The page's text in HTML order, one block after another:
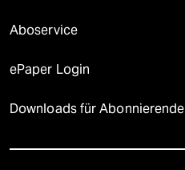
Aboservice
ePaper Login
Downloads für Abonnierende